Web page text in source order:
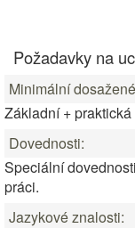
Požadavky na
Minimální
Základní +
Dovednosti:
Speciální
práci.
Jazykové znalosti: